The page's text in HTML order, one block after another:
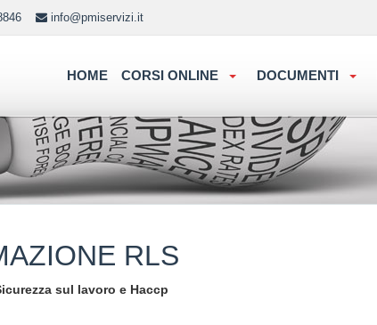
info@pmiservizi.it
HOME CORSI ONLINE DOCUMENTI
RLS
sul lavoro e Haccp